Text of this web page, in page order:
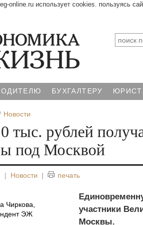
online.ru использует cookies. пользуясь
БУХГАЛТЕРУ
Новости
тыс. рублей
под Москвой
| Новости | печать
Чиркова
ЭЖ
участники
Москвы.